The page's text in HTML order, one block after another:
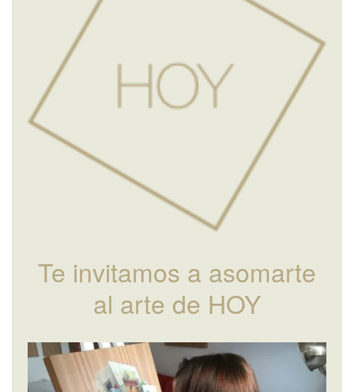
Te invitamos a asomarte
al arte de HOY